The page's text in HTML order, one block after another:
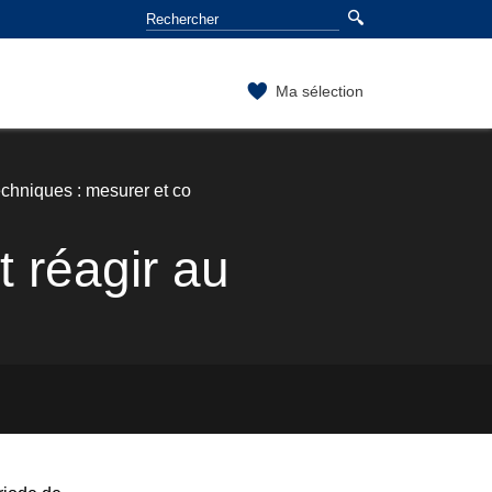
Ma sélection
: mesurer et co
réagir au